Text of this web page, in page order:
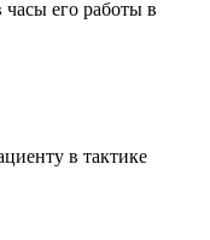
его работы в
в тактике